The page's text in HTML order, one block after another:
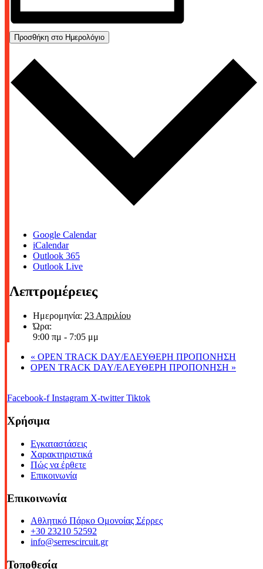
Προσθήκη στο Ημερολόγιο
Google Calendar
iCalendar
Outlook 365
Outlook Live
Λεπτρομέρειες
Ημερομηνία: 23 Απριλίου
Ώρα:
9:00 πμ - 7:05 μμ
« OPEN TRACK DAY/ΕΛΕΥΘΕΡΗ ΠΡΟΠΟΝΗΣΗ
OPEN TRACK DAY/ΕΛΕΥΘΕΡΗ ΠΡΟΠΟΝΗΣΗ »
Facebook-f Instagram X-twitter Tiktok
Χρήσιμα
Εγκαταστάσεις
Χαρακτηριστικά
Πώς να έρθετε
Επικοινωνία
Επικοινωνία
Αθλητικό Πάρκο Ομονοίας Σέρρες
+30 23210 52592
info@serrescircuit.gr
Τοποθεσία